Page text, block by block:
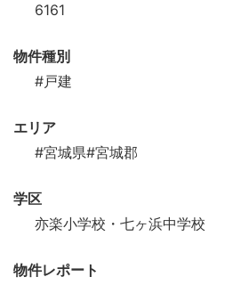
6161
物件種別
#戸建
エリア
#宮城県#宮城郡
学区
亦楽小学校・七ヶ浜中学校
物件レポート